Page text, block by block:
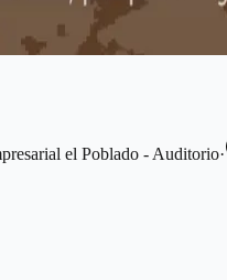
el Poblado - Auditorio·